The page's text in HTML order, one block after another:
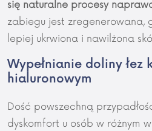
się naturalne procesy
zabiegu jest zregenerowana,
lepiej ukrwiona i nawilżona
Wypełnianie doliny łez
hialuronowym
Dość powszechną
dyskomfort u osób w różnym